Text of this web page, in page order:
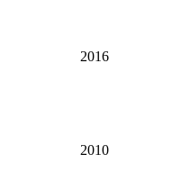
2016
2010